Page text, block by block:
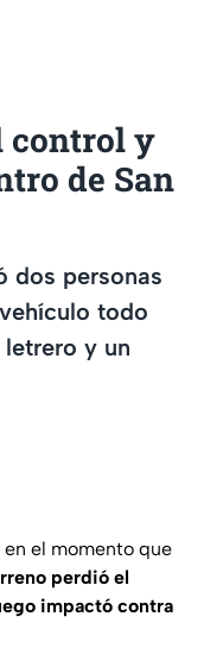
control y
de San
dos personas
todo
y un
el momento que
perdió el
impactó contra